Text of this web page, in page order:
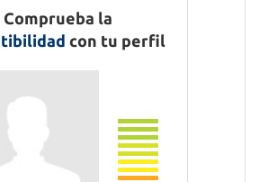
Comprueba la
con tu perfil